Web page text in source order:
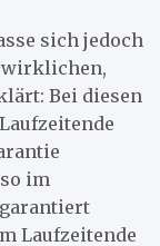
sich jedoch
Bei diesen
im
Laufzeitende